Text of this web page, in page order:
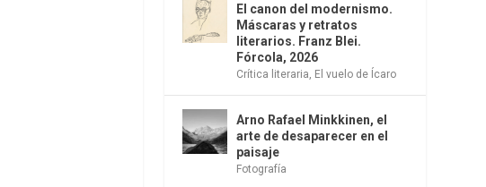
El canon del modernismo.
Máscaras y retratos
literarios. Franz Blei.
Fórcola, 2026
Crítica literaria El vuelo de Ícaro
Arno Rafael Minkkinen, el
arte de desaparecer en el
paisaje
Fotografía